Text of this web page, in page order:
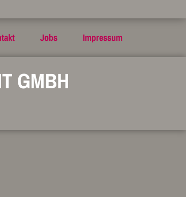
Jobs Impressum
GMBH